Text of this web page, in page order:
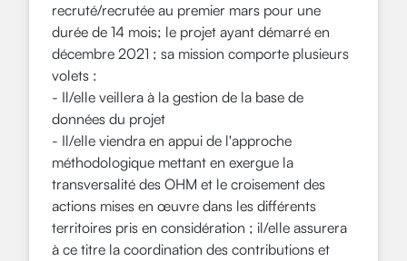
recruté/recrutée au premier mars pour une
durée de 14 mois; le projet ayant démarré en
décembre 2021 ; sa mission comporte plusieurs
volets :
- Il/elle veillera à la gestion de la base de
données du projet
- Il/elle viendra en appui de l'approche
méthodologique mettant en exergue la
transversalité des OHM et le croisement des
actions mises en œuvre dans les différents
territoires pris en considération ; il/elle assurera
à ce titre la coordination des contributions et